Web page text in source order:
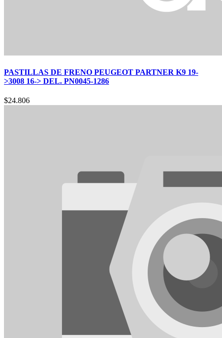
PASTILLAS DE FRENO PEUGEOT PARTNER K9 19-
>3008 16-> DEL. PN0045-1286
$24.806